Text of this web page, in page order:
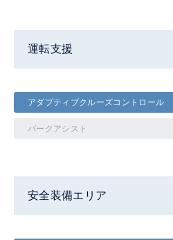
運転支援
アダプティブクルーズコントロール
パークアシスト
安全装備エリア